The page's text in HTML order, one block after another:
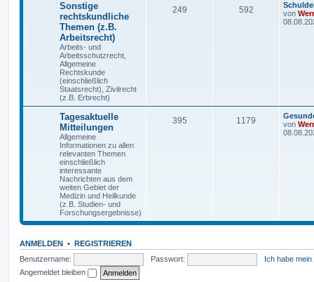
Sonstige
rechtskundliche
Themen (z.B.
Arbeitsrecht)
Arbeits- und
Arbeitsschutzrecht,
Allgemeine
Rechtskunde
(einschließlich
Staatsrecht), Zivilrecht
(z.B. Erbrecht)
249 592
von
Tagesaktuelle
Mitteilungen
Allgemeine
Informationen zu allen
relevanten Themen
einschließlich
interessante
Nachrichten aus dem
weiten Gebiet der
Medizin und Heilkunde
(z.B. Studien- und
Forschungsergebnisse)
395 1179
von
ANMELDEN • REGISTRIEREN
Benutzername:
Passwort:
Ich habe
Angemeldet bleiben